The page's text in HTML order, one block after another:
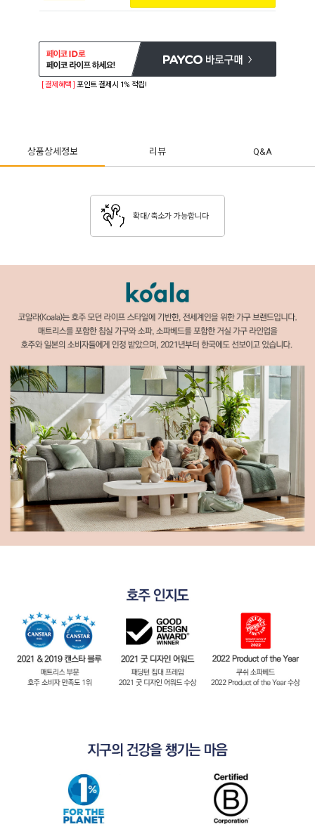
페이코 ID로 페이코 라
PAYCO 바로구매
[ 결제혜택 ]포인트 결제시 1% 적립!
상품상세정보 리뷰 Q&A
확대/축소가 가능합니다